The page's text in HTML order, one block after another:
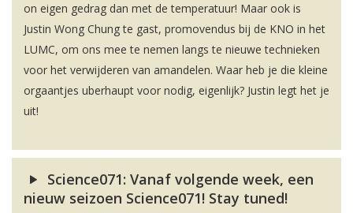
on eigen gedrag dan met de temperatuur! Maar ook is
Justin Wong Chung te gast, promovendus bij de KNO in het
LUMC, om ons mee te nemen langs te nieuwe technieken
voor het verwijderen van amandelen. Waar heb je die kleine
orgaantjes uberhaupt voor nodig, eigenlijk? Justin legt het je
uit!
Science071: Vanaf volgende week, een
nieuw seizoen Science071! Stay tuned!